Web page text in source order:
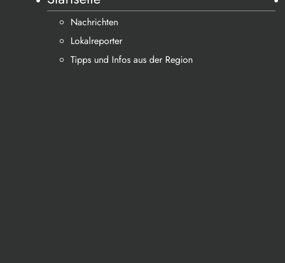
Nachrichten
Lokalreporter
Tipps und Infos aus der Region